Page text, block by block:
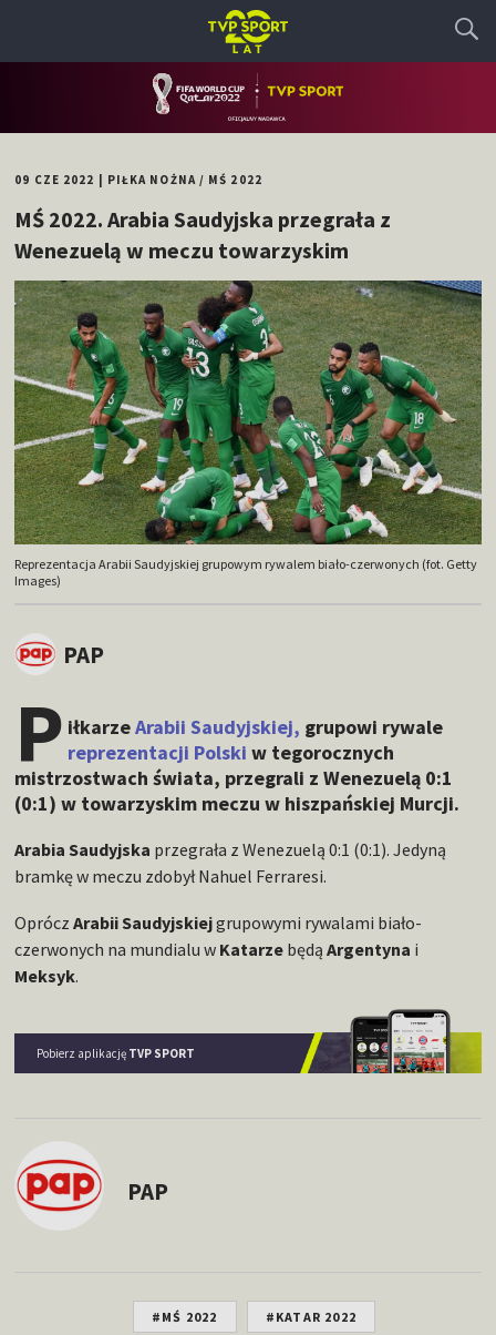
09 CZE 2022 PIŁKA NOŻNA/ MŚ 2022
MŚ 2022. Arabia Saudyjska przegrała z
Wenezuelą w meczu towarzyskim
Reprezentacja Arabii Saudyjskiej grupowym rywalem biało-czerwonych (fot. Getty
Images)
PAP
P iłkarzeArabii Saudyjskiej, grupowi rywale
reprezentacji Polski w tegorocznych
mistrzostwach świata, przegrali z Wenezuelą 0:1
(0:1) w towarzyskim meczu w hiszpańskiej Murcji.
Arabia Saudyjska przegrała z Wenezuelą 0:1 (0:1). Jedyną
bramkę w meczu zdobył Nahuel Ferraresi.
OpróczArabii Saudyjskiejgrupowymi rywalami biało-
czerwonych na mundialu w Katarze będąArgentyna i
Meksyk.
Pobierz aplikację TVP SPORT
PAP
#MŚ 2022 #KATAR 2022